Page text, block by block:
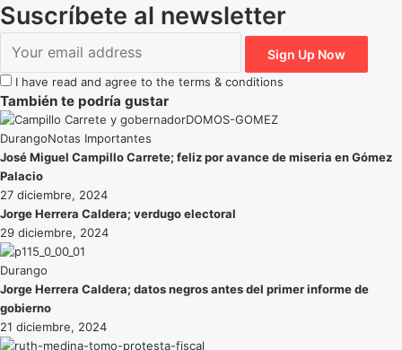
Suscríbete al newsletter
I have read and agree to the terms & conditions
También te podría gustar
DurangoNotas Importantes
José Miguel Campillo Carrete; feliz por avance de miseria en Gómez
Palacio
27 diciembre, 2024
Jorge Herrera Caldera; verdugo electoral
29 diciembre, 2024
Durango
Jorge Herrera Caldera; datos negros antes del primer informe de
gobierno
21 diciembre, 2024